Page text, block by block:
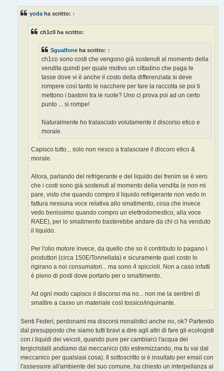
yodaha scritto: ↑
ch1c0 ha scritto:
Sgualfone ha scritto: ↑
ch1co sono costi che vengono già sostenuti al momento della
vendita quindi per quale motivo un cittadino che paga le
tasse dove vi è anche il costo della differenziata si deve
rompere così tanto le nacchere per fare la raccolta se poi ti
mettono i bastoni tra le ruote? Uno ci prova poi ad un certo
punto ... si rompe!
Naturalmente ho tralasciato volutamente il discorso etico e
morale.
Capisco tutto... solo non riesco a tralasciare il discoro etico &
morale.
Allora, parlando del refrigerante e del liquido dei frenim se è vero
che i costi sono già sostenuti al momento della vendita (e non mi
pare, visto che quando compro il liquido refrigerante non vedo in
fattura nessuna voce relativa allo smatimento, cosa che invece
vedo benissimo quando compro un elettrodomestico, alla voce
RAEE), per lo smatimento basterebbe andare da chi ci ha venduto
il liquido.
Per l'olio motore invece, da quello che so il contributo lo pagano i
produttori (circa 150E/Tonnellata) e sicuramente quel costo lo
rigirano a noi consumatori... ma sono 4 spiccioli. Non a caso infatti
è pieno di posti dove portarlo per o smaltimento.
Ad ogni modo capisco il discorso ma no... non me la sentirei di
smaltire a caxxo un materiale così tossico/inquinante.
Senti Federì, perdonami ma discorsi moralistici anche no, ok? Partendo
dal presupposto che siamo tutti bravi a dire agli altri di fare gli ecologisti
con i liquidi dei veicoli, quando pure per cambiarci l'acqua dei
tergicristalli andiamo dal meccanico (sto estremizzando, ma tu vai dal
meccanico per qualsiasi cosa). Il sottoscritto si è insultato per email con
l'assessore all'ambiente del suo comune, ha chiesto un interpellanza al